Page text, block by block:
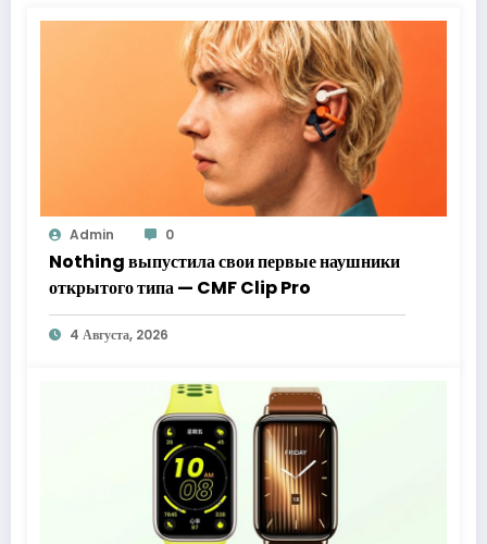
Admin 0
Nothing выпустила свои первые наушники
открытого типа — CMF Clip Pro
4 Августа, 2026